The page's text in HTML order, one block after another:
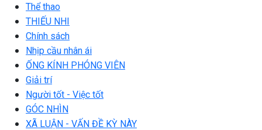
Thể thao
THIẾU NHI
Chính sách
Nhịp cầu nhân ái
ỐNG KÍNH PHÓNG VIÊN
Giải trí
Người tốt - Việc tốt
GÓC NHÌN
XÃ LUẬN - VẤN ĐỀ KỲ NÀY